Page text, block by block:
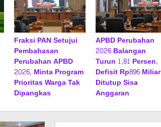
Fraksi PAN Setujui
Pembahasan
Perubahan APBD
2026, Minta Program
Prioritas Warga Tak
Dipangkas
APBD Perubahan
2026 Balangan
Turun 1,81 Persen,
Defisit Rp896 Miliar
Ditutup Sisa
Anggaran